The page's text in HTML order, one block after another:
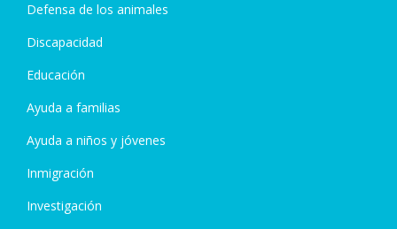
Defensa de los animales
Discapacidad
Educación
Ayuda a familias
Ayuda a niños y jóvenes
Inmigración
Investigación